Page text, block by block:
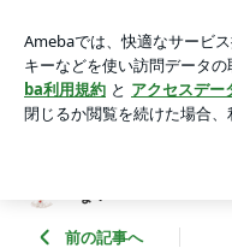
か面白いことないかな？
アプリをダウンロードして
ょう。
な？
前の記事へ